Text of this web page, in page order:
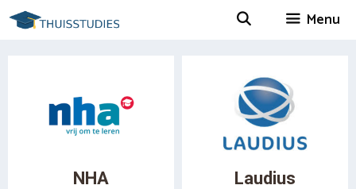
Spring
naar
Menu
NHA Laudius